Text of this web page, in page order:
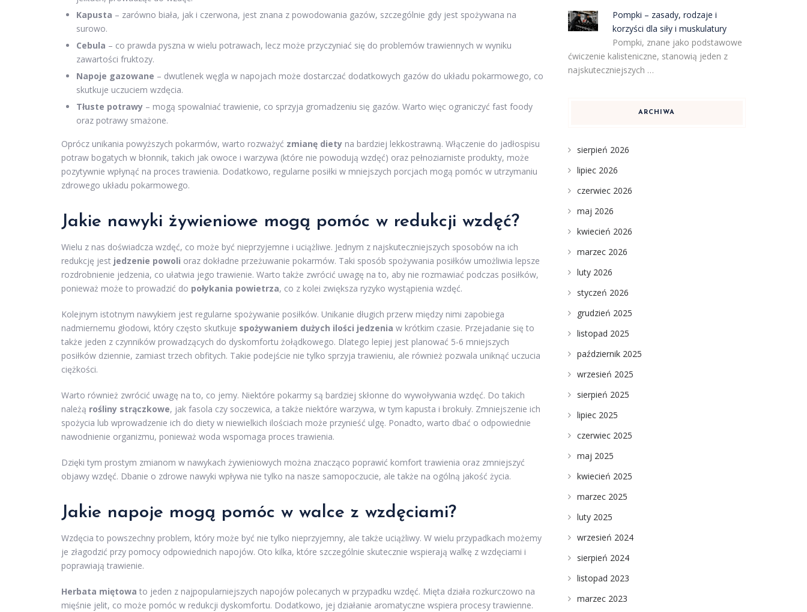
Kapusta – zarówno biała, jak i czerwona, jest znana z powodowania gazów, szczególnie gdy jest spożywana na
surowo.
Cebula – co prawda pyszna w wielu potrawach, lecz może przyczyniać się do problemów trawiennych w wyniku
zawartości fruktozy.
Napoje gazowane – dwutlenek węgla w napojach może dostarczać dodatkowych gazów do układu pokarmowego, co
skutkuje uczuciem wzdęcia.
Tłuste potrawy – mogą spowalniać trawienie, co sprzyja gromadzeniu się gazów. Warto więc ograniczyć fast foody
oraz potrawy smażone.
Oprócz unikania powyższych pokarmów, warto rozważyć zmianę diety na bardziej lekkostrawną. Włączenie do jadłospisu
potraw bogatych w błonnik, takich jak owoce i warzywa (które nie powodują wzdęć) oraz pełnoziarniste produkty, może
pozytywnie wpłynąć na proces trawienia. Dodatkowo, regularne posiłki w mniejszych porcjach mogą pomóc w utrzymaniu
zdrowego układu pokarmowego.
Jakie nawyki żywieniowe mogą pomóc w redukcji wzdęć?
Wielu z nas doświadcza wzdęć, co może być nieprzyjemne i uciążliwe. Jednym z najskuteczniejszych sposobów na ich
redukcję jest jedzenie powoli oraz dokładne przeżuwanie pokarmów. Taki sposób spożywania posiłków umożliwia lepsze
rozdrobnienie jedzenia, co ułatwia jego trawienie. Warto także zwrócić uwagę na to, aby nie rozmawiać podczas posiłków,
ponieważ może to prowadzić do połykania powietrza, co z kolei zwiększa ryzyko wystąpienia wzdęć.
Kolejnym istotnym nawykiem jest regularne spożywanie posiłków. Unikanie długich przerw między nimi zapobiega
nadmiernemu głodowi, który często skutkuje spożywaniem dużych ilości jedzenia w krótkim czasie. Przejadanie się to
także jeden z czynników prowadzących do dyskomfortu żołądkowego. Dlatego lepiej jest planować 5-6 mniejszych
posiłków dziennie, zamiast trzech obfitych. Takie podejście nie tylko sprzyja trawieniu, ale również pozwala uniknąć uczucia
ciężkości.
Warto również zwrócić uwagę na to, co jemy. Niektóre pokarmy są bardziej skłonne do wywoływania wzdęć. Do takich
należą rośliny strączkowe, jak fasola czy soczewica, a także niektóre warzywa, w tym kapusta i brokuły. Zmniejszenie ich
spożycia lub wprowadzenie ich do diety w niewielkich ilościach może przynieść ulgę. Ponadto, warto dbać o odpowiednie
nawodnienie organizmu, ponieważ woda wspomaga proces trawienia.
Dzięki tym prostym zmianom w nawykach żywieniowych można znacząco poprawić komfort trawienia oraz zmniejszyć
objawy wzdęć. Dbanie o zdrowe nawyki wpływa nie tylko na nasze samopoczucie, ale także na ogólną jakość życia.
Jakie napoje mogą pomóc w walce z wzdęciami?
Wzdęcia to powszechny problem, który może być nie tylko nieprzyjemny, ale także uciążliwy. W wielu przypadkach możemy
je złagodzić przy pomocy odpowiednich napojów. Oto kilka, które szczególnie skutecznie wspierają walkę z wzdęciami i
poprawiają trawienie.
Herbata miętowa to jeden z najpopularniejszych napojów polecanych w przypadku wzdęć. Mięta działa rozkurczowo na
mięśnie jelit, co może pomóc w redukcji dyskomfortu. Dodatkowo, jej działanie aromatyczne wspiera procesy trawienne.
Pompki – zasady, rodzaje i
korzyści dla siły i muskulatury
Pompki, znane jako podstawowe
ćwiczenie kalisteniczne, stanowią jeden z
najskuteczniejszych …
ARCHIWA
sierpień 2026
lipiec 2026
czerwiec 2026
maj 2026
kwiecień 2026
marzec 2026
luty 2026
styczeń 2026
grudzień 2025
listopad 2025
październik 2025
wrzesień 2025
sierpień 2025
lipiec 2025
czerwiec 2025
maj 2025
kwiecień 2025
marzec 2025
luty 2025
wrzesień 2024
sierpień 2024
listopad 2023
marzec 2023